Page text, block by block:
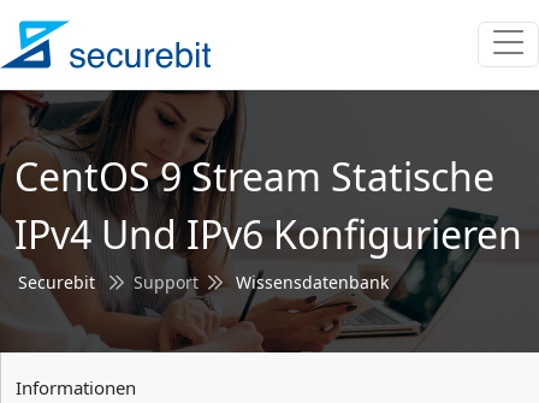
CentOS 9 Stream Statische
IPv4 Und IPv6 Konfigurieren
Securebit Support Wissensdatenbank
Informationen